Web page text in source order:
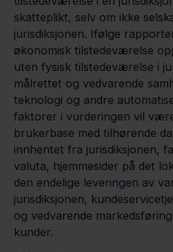
skatteplikt, selv om ikke
jurisdiksjonen. Ifølge
økonomisk tilstedeværelse
uten fysisk tilstedeværelse i
målrettet og vedvarende
teknologi og andre
faktorer i vurderingen vil
brukerbase med tilhørende
innhentet fra jurisdiksjonen,
valuta, hjemmesider på det
den endelige leveringen av
jurisdiksjonen,
og vedvarende
kunder.